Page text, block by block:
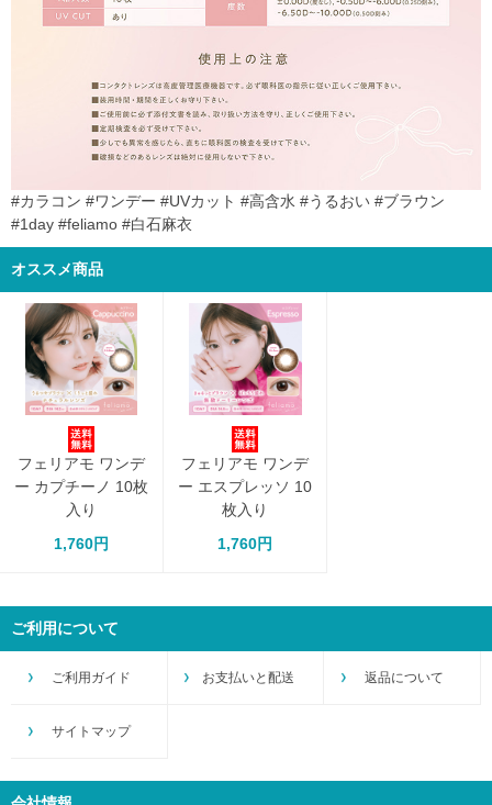
#カラコン #ワンデー #UVカット #高含水 #うるおい #ブラウン
#1day #feliamo #白石麻衣
オススメ商品
フェリアモ ワンデ
ー カプチーノ 10枚
入り
1,760円
フェリアモ ワンデ
ー エスプレッソ 10
枚入り
1,760円
ご利用について
ご利用ガイド お支払いと配送 返品について
サイトマップ